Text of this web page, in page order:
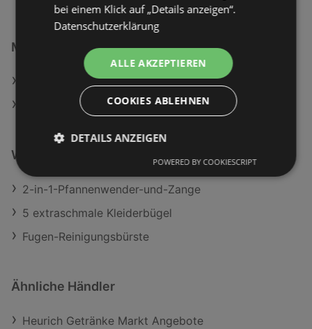
METRO
Web: www.metro.de
Aktuelle METRO Prospekte
Weiterführende Links
2-in-1-Pfannenwender-und-Zange
5 extraschmale Kleiderbügel
Fugen-Reinigungsbürste
Ähnliche Händler
Heurich Getränke Markt Angebote
bei einem Klick auf „Details anzeigen“.
Datenschutzerklärung
ALLE AKZEPTIEREN
COOKIES ABLEHNEN
DETAILS ANZEIGEN
POWERED BY COOKIESCRIPT